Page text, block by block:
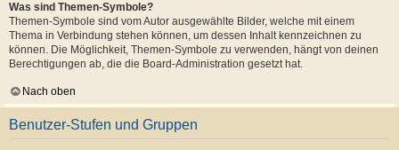
Was sind Themen-Symbole?
Themen-Symbole sind vom Autor ausgewählte Bilder, welche mit einem
Thema in Verbindung stehen können, um dessen Inhalt kennzeichnen zu
können. Die Möglichkeit, Themen-Symbole zu verwenden, hängt von deinen
Berechtigungen ab, die die Board-Administration gesetzt hat.
Nach oben
Benutzer-Stufen und Gruppen